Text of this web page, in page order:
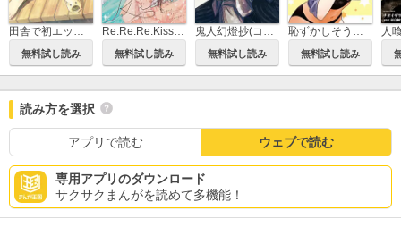
無料試し読み 無料試し読み
鬼人幻燈抄(コミック)
無料試し読み
恥ずかしそうな顔で年上のお姉さんにおっぱい見せてもらいたい 赤面おっぱいアンソロジー
無料試し読み
読み方を選択
アプリで読む ウェブで読む
専用アプリのダウンロード
サクサクまんがを読めて多機能！